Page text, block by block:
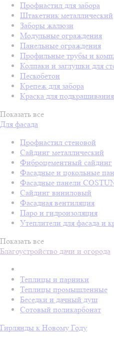
Профнастил для забора
Штакетник металлический
Заборы жалюзи
Модульные ограждения
Панельные ограждения
Профильные трубы и
Колпаки и заглушки для
Пескобетон
Крепеж для забора
Краска для подкрашивания
Показать все
Для фасада
Профнастил стеновой
Сайдинг металлический
Фиброцементный сайдинг
Фасадные и цокольные
Фасадные панели
Сайдинг виниловый
Фасадная вентиляция
Паро и гидроизоляция
Утеплители для фасада и
Показать все
Благоустройство дачи и огорода
Теплицы и парники
Теплицы промышленные
Беседки и дачный душ
Сотовый поликарбонат
Гирлянды к Новому Году